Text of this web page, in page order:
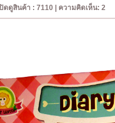
ดดูสินค้า : 7110 | ความคิดเห็น: 2